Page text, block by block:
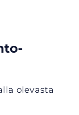
olevasta